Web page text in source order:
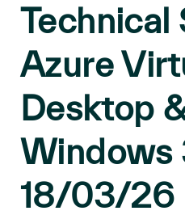
Technical
Azure
Desktop
Windows
18/03/26